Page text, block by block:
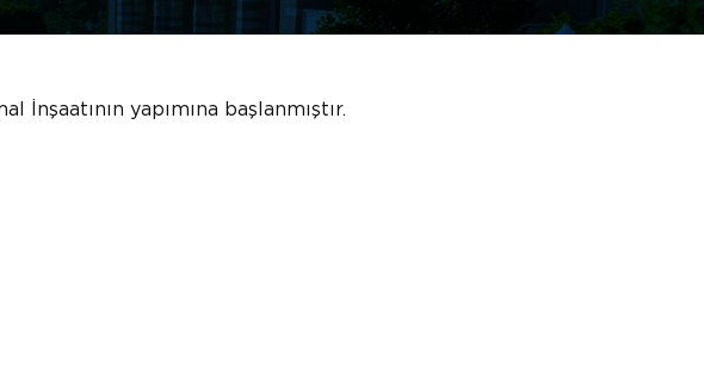
İnşaatının yapımına başlanmıştır.